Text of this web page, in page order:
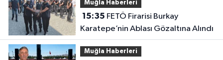
Muğla Haberleri
15:35
Karatepe’nin Ablası Gözaltına Alındı
Muğla Haberleri